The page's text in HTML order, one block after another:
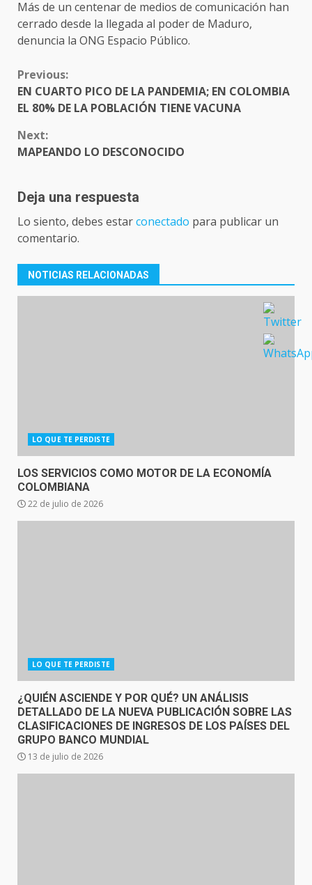
Más de un centenar de medios de comunicación han
cerrado desde la llegada al poder de Maduro,
denuncia la ONG Espacio Público.
CONTINUE
READING
Previous:
EN CUARTO PICO DE LA PANDEMIA; EN COLOMBIA
EL 80% DE LA POBLACIÓN TIENE VACUNA
Next:
MAPEANDO LO DESCONOCIDO
Deja una respuesta
Lo siento, debes estarconectado para publicar un
comentario.
NOTICIAS RELACIONADAS
LO QUE TE PERDISTE
LOS SERVICIOS COMO MOTOR DE LA ECONOMÍA
COLOMBIANA
22 de julio de 2026
LO QUE TE PERDISTE
¿QUIÉN ASCIENDE Y POR QUÉ? UN ANÁLISIS
DETALLADO DE LA NUEVA PUBLICACIÓN SOBRE LAS
CLASIFICACIONES DE INGRESOS DE LOS PAÍSES DEL
GRUPO BANCO MUNDIAL
13 de julio de 2026